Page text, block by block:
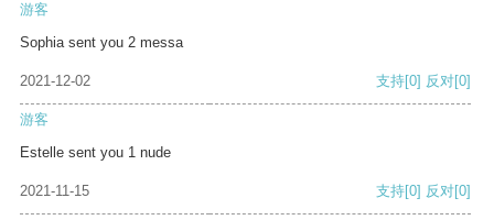
游客
Sophia sent you 2 messa
2021-12-02 支持[0] 反对[0]
游客
Estelle sent you 1 nude
2021-11-15 支持[0] 反对[0]